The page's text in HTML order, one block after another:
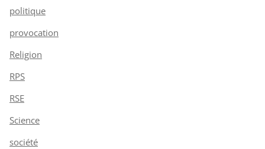
politique
provocation
Religion
RPS
RSE
Science
société